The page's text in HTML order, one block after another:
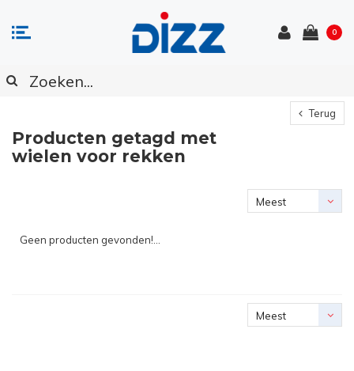
0
Terug
Producten getagd met
wielen voor rekken
Meest
Geen producten gevonden!...
Meest